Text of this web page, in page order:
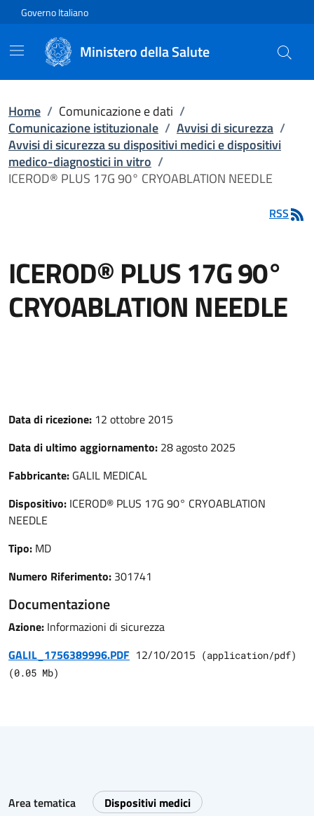
Vai direttamente al contenuto
Governo Italiano
Ministero della Salute
Home / Comunicazione e dati /
Comunicazione istituzionale / Avvisi di sicurezza /
Avvisi di sicurezza su dispositivi medici e dispositivi
medico-diagnostici in vitro /
ICEROD® PLUS 17G 90° CRYOABLATION NEEDLE
RSS
ICEROD® PLUS 17G 90°
CRYOABLATION NEEDLE
Data di ricezione: 12 ottobre 2015
Data di ultimo aggiornamento: 28 agosto 2025
Fabbricante: GALIL MEDICAL
Dispositivo: ICEROD® PLUS 17G 90° CRYOABLATION
NEEDLE
Tipo: MD
Numero Riferimento: 301741
Documentazione
Azione: Informazioni di sicurezza
GALIL_1756389996.PDF 12/10/2015 (application/pdf)
(0.05 Mb)
Area tematica Dispositivi medici